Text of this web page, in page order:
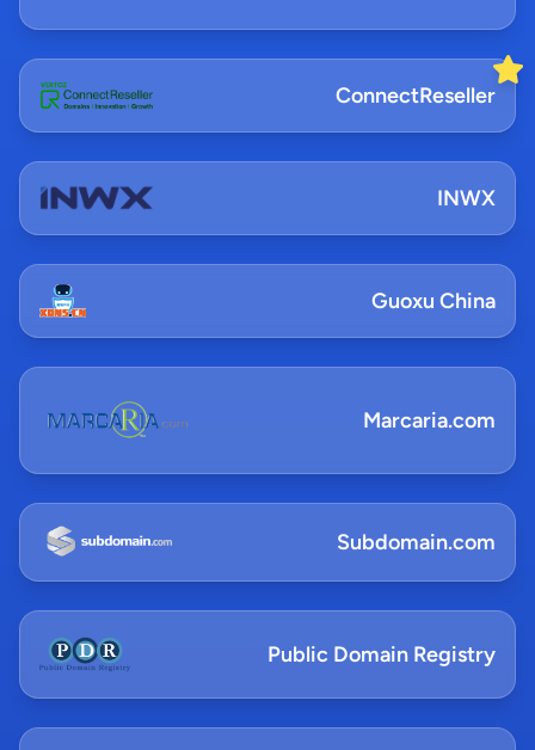
ConnectReseller
INWX
Guoxu China
Marcaria.com
Subdomain.com
Public Domain Registry